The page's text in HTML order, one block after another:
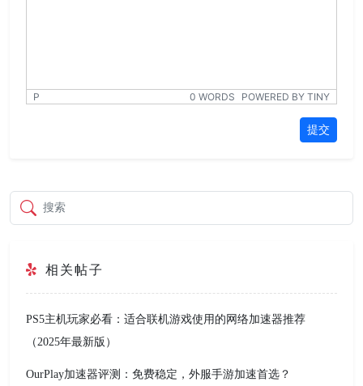
P 0 WORDS POWERED BY TINY
提交
搜索
相关帖子
PS5主机玩家必看：适合联机游戏使用的网络加速器推荐
（2025年最新版）
OurPlay加速器评测：免费稳定，外服手游加速首选？